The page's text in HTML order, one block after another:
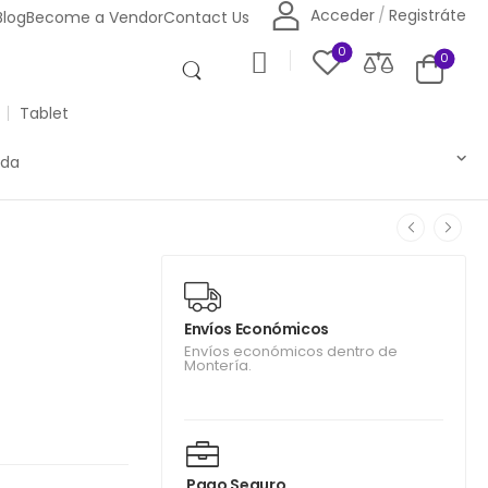
Become a VendorContact Us Acceder / Registráte
Tablet
0 0
Envíos Económicos
Envíos económicos dentro de
Montería.